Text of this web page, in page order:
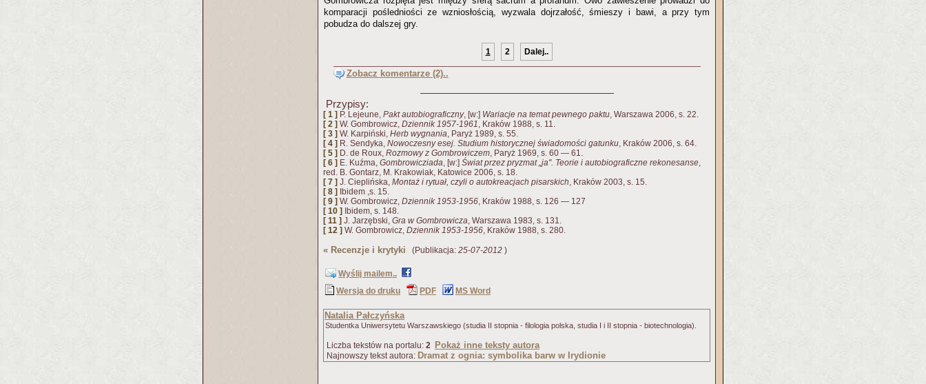
komparacji pośledniości ze wzniosłością, wyzwala dojrzałość, śmieszy i bawi, a przy tym
pobudza do dalszej gry.
1 2 Dalej..
Zobacz komentarze (2)..
Przypisy:
[ 1 ] P. Lejeune, Pakt autobiograficzny, [w:] Wariacje na temat pewnego paktu, Warszawa 2006, s. 22.
[ 2 ] W. Gombrowicz, Dziennik 1957-1961, Kraków 1988, s. 11.
[ 3 ] W. Karpiński, Herb wygnania, Paryż 1989, s. 55.
[ 4 ] R. Sendyka, Nowoczesny esej. Studium historycznej świadomości gatunku, Kraków 2006, s. 64.
[ 5 ] D. de Roux, Rozmowy z Gombrowiczem, Paryż 1969, s. 60 — 61.
[ 6 ] E. Kuźma, Gombrowicziada, [w:] Świat przez pryzmat „ja". Teorie i autobiograficzne rekonesanse,
red. B. Gontarz, M. Krakowiak, Katowice 2006, s. 18.
[ 7 ] J. Cieplińska, Montaż i rytuał, czyli o autokreacjach pisarskich, Kraków 2003, s. 15.
[ 8 ]
Ibidem ,s. 15.
[ 9 ] W. Gombrowicz, Dziennik 1953-1956, Kraków 1988, s. 126 — 127
[ 10 ]
Ibidem, s. 148.
[ 11 ] J. Jarzębski, Gra w Gombrowicza, Warszawa 1983, s. 131.
[ 12 ] W. Gombrowicz, Dziennik 1953-1956, Kraków 1988, s. 280.
« Recenzje i krytyki (Publikacja: 25-07-2012 )
Wyślij mailem..
Wersja do druku
PDF MS Word
Natalia Pałczyńska
Studentka Uniwersytetu Warszawskiego (studia II stopnia - filologia polska, studia I i II stopnia - biotechnologia).
Liczba tekstów na portalu: 2 Pokaż inne teksty autora
Najnowszy tekst autora: Dramat z ognia: symbolika barw w Irydionie